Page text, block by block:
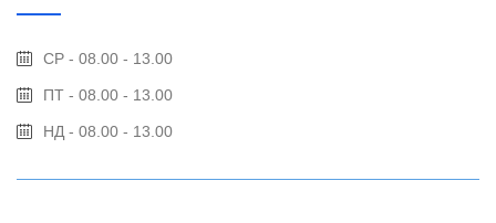
СР - 08.00 - 13.00
ПТ - 08.00 - 13.00
НД - 08.00 - 13.00